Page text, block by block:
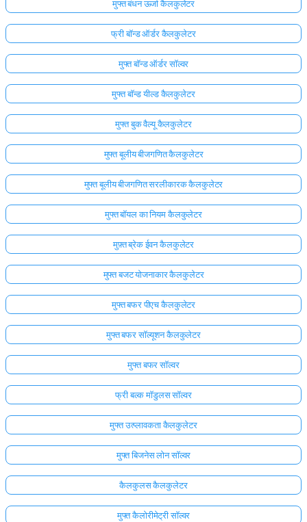
अभी
तक
कोई
प्रश्न
अपना
प्रश्न
मुफ्त बंधन ऊर्जा कैलकुलेटर
फ्री बॉन्ड ऑर्डर कैलकुलेटर
मुफ्त बॉन्ड ऑर्डर सॉल्वर
मुफ्त बॉन्ड यील्ड कैलकुलेटर
मुफ्त बुक वैल्यू कैलकुलेटर
मुफ्त बूलीय बीजगणित कैलकुलेटर
मुफ्त बूलीय बीजगणित सरलीकारक कैलकुलेटर
मुफ्त बॉयल का नियम कैलकुलेटर
मुफ़्त ब्रेक ईवन कैलकुलेटर
मुफ्त बजट योजनाकार कैलकुलेटर
मुफ्त बफर पीएच कैलकुलेटर
मुफ्त बफर सॉल्यूशन कैलकुलेटर
मुफ्त बफर सॉल्वर
फ्री बल्क मॉडुलस सॉल्वर
मुफ्त उत्प्लावकता कैलकुलेटर
मुफ्त बिजनेस लोन सॉल्वर
कैलकुलस कैलकुलेटर
मुफ्त कैलोरीमेट्री सॉल्वर